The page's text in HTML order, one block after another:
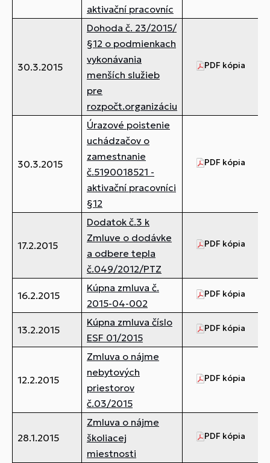
aktivační pracovníc
30.3.2015
Dohoda č. 23/2015/
§12 o podmienkach
vykonávania
menších služieb
pre
rozpočt.organizáciu
PDF kópia
30.3.2015
Úrazové poistenie
uchádzačov o
zamestnanie
č.5190018521 -
aktivační pracovníci
§12
PDF kópia
17.2.2015
Dodatok č.3 k
Zmluve o dodávke
a odbere tepla
č.049/2012/PTZ
PDF kópia
16.2.2015
Kúpna zmluva č.
2015-04-002
PDF kópia
13.2.2015
Kúpna zmluva číslo
ESF 01/2015
PDF kópia
12.2.2015
Zmluva o nájme
nebytových
priestorov
č.03/2015
PDF kópia
28.1.2015
Zmluva o nájme
školiacej
miestnosti
PDF kópia